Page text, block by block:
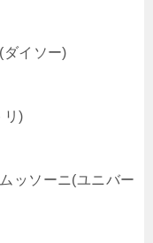
ダイソー)
リ)
ッソーニ(ユニバー